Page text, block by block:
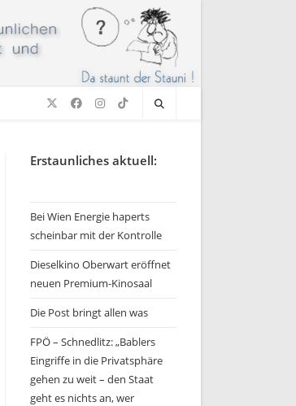
Erstaunliches aktuell:
Bei Wien Energie haperts
scheinbar mit der Kontrolle
Dieselkino Oberwart eröffnet
neuen Premium-Kinosaal
Die Post bringt allen was
FPÖ – Schnedlitz: „Bablers
Eingriffe in die Privatsphäre
gehen zu weit – den Staat
geht es nichts an, wer